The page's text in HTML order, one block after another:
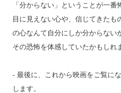
「分からない」ということが一番
目に見えない心や、信じてきたも
の心なんて自分にしか分からない
その恐怖を体感していたかもしれ
‐ 最後に、これから映画をご覧に
します。